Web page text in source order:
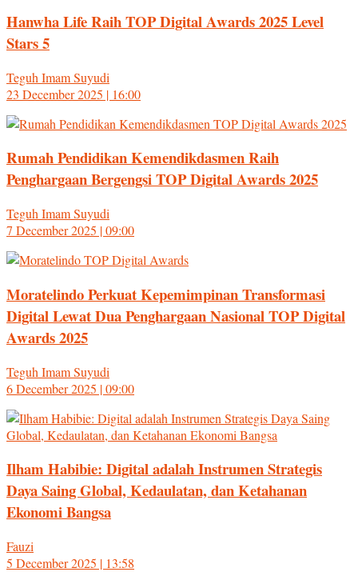
Hanwha Life Raih TOP Digital Awards 2025 Level
Stars 5
Teguh Imam Suyudi
23 December 2025 | 16:00
Rumah Pendidikan Kemendikdasmen Raih
Penghargaan Bergengsi TOP Digital Awards 2025
Teguh Imam Suyudi
7 December 2025 | 09:00
Moratelindo Perkuat Kepemimpinan Transformasi
Digital Lewat Dua Penghargaan Nasional TOP Digital
Awards 2025
Teguh Imam Suyudi
6 December 2025 | 09:00
Ilham Habibie: Digital adalah Instrumen Strategis
Daya Saing Global, Kedaulatan, dan Ketahanan
Ekonomi Bangsa
Fauzi
5 December 2025 | 13:58